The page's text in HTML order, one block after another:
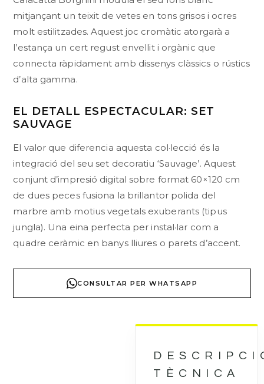
mitjançant un teixit de vetes en tons grisos i ocres
molt estilitzades. Aquest joc cromàtic atorgarà a
l’estança un cert regust envellit i orgànic que
connecta ràpidament amb dissenys clàssics o rústics
d’alta gamma.
EL DETALL ESPECTACULAR: SET
SAUVAGE
El valor que diferencia aquesta col·lecció és la
integració del seu set decoratiu ‘Sauvage’. Aquest
conjunt d’impresió digital sobre format 60×120 cm
de dues peces fusiona la brillantor polida del
marbre amb motius vegetals exuberants (tipus
jungla). Una eina perfecta per instal·lar com a
quadre ceràmic en banys lliures o parets d’accent.
CONSULTAR PER WHATSAPP
TÈCNICA